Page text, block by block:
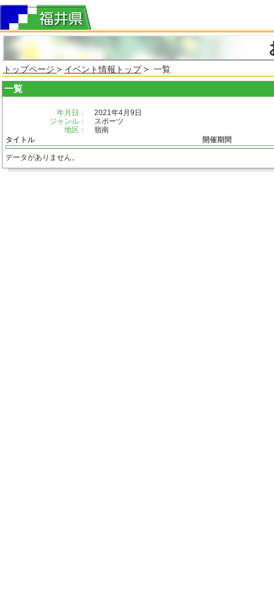
トップページ > イベント情報トップ> 一覧
一覧
年月日：
2021年4月9日
ジャンル：
スポーツ
地区：
嶺南
タイトル
開催期間
データがありません。